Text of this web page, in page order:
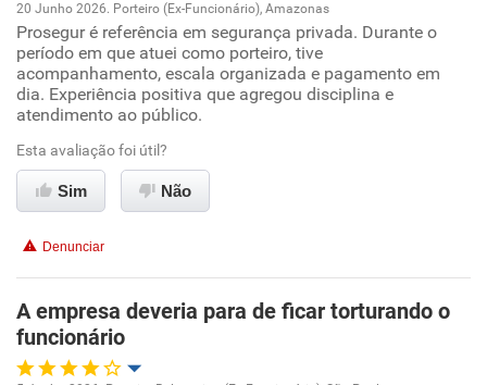
Não recomenda a diretoria
Oportunidade de promoção
Ambiente de trabalho
Conciliação com a vida familiar
Benefícios
Recomenda esta empresa
20 Junho 2026. Porteiro (Ex-Funcionário), Amazonas
Prosegur é referência em segurança privada. Durante o
período em que atuei como porteiro, tive
acompanhamento, escala organizada e pagamento em
dia. Experiência positiva que agregou disciplina e
atendimento ao público.
Esta avaliação foi útil?
Sim Não
Denunciar
A empresa deveria para de ficar torturando o
funcionário